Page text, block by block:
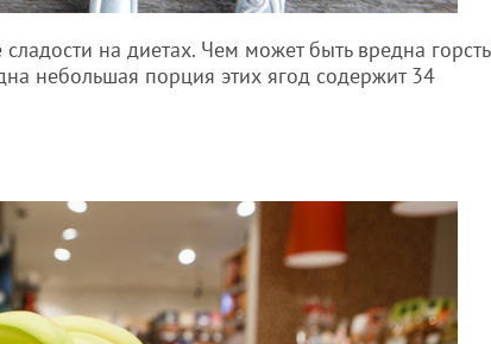
на диетах. Чем может быть вредна горсть
небольшая порция этих ягод содержит 34